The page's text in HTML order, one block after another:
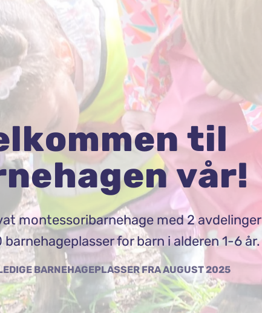
til
vår!
montessoribarnehage med 2 avdelinger
barnehageplasser for barn i alderen 1-6 år.
BARNEHAGEPLASSER FRA AUGUST 2025